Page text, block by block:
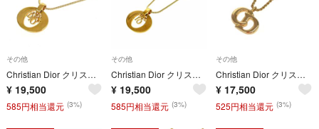
その他
Christian Dior クリスチャンディオール ネックレス DIORロゴ/スネークチェーン/GP/ ヴィンテージ ゴールドカラー / 240001212532
¥ 19,500
585円相当還元 (3%)
その他
Christian Dior クリスチャンディオール ネックレス DIORロゴ/スネークチェーン/GP/ ヴィンテージ ゴールドカラー レディース / 240001212577
¥ 19,500
585円相当還元 (3%)
その他
Christian Dior クリスチャンディオール ネックレス Vintage/CDロゴ ゴールドカラー レディース / 243001005993
¥ 17,500
525円相当還元 (3%)